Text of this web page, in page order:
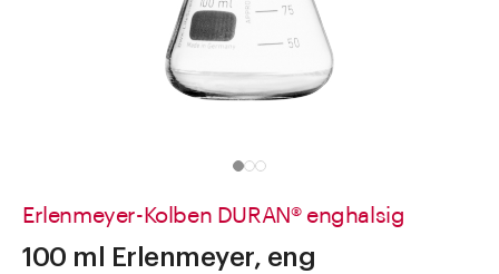
Erlenmeyer-Kolben DURAN® enghalsig
100 ml Erlenmeyer, eng